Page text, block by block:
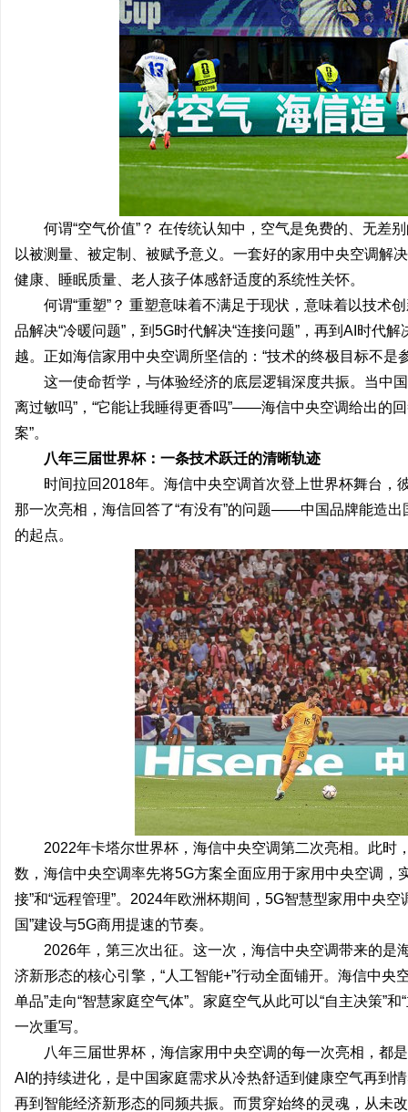
何谓“空气价值”？ 在传统认知中，空气是免费的、无差
以被测量、被定制、被赋予意义。一套好的家用中央空调解
健康、睡眠质量、老人孩子体感舒适度的系统性关怀。
何谓“重塑”？ 重塑意味着不满足于现状，意味着以技术
品解决“冷暖问题”，到5G时代解决“连接问题”，再到AI时代
越。正如海信家用中央空调所坚信的：“技术的终极目标不是
这一使命哲学，与体验经济的底层逻辑深度共振。当中
离过敏吗”，“它能让我睡得更香吗”——海信中央空调给出的
案”。
八年三届世界杯：一条技术跃迁的清晰轨迹
时间拉回2018年。海信中央空调首次登上世界杯舞台
那一次亮相，海信回答了“有没有”的问题——中国品牌能造
的起点。
2022年卡塔尔世界杯，海信中央空调第二次亮相。此
数，海信中央空调率先将5G方案全面应用于家用中央空调，
接”和“远程管理”。2024年欧洲杯期间，5G智慧型家用中央
国”建设与5G商用提速的节奏。
2026年，第三次出征。这一次，海信中央空调带来的是
济新形态的核心引擎，“人工智能+”行动全面铺开。海信中
单品”走向“智慧家庭空气体”。家庭空气从此可以“自主决策”
一次重写。
八年三届世界杯，海信家用中央空调的每一次亮相，都
AI的持续进化，是中国家庭需求从冷热舒适到健康空气再到
再到智能经济新形态的同频共振。而贯穿始终的灵魂，从未